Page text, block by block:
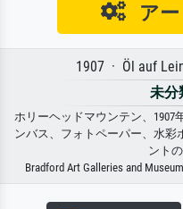
アー
1907 · Öl auf
未分
ホリーヘッドマウンテン、1907
ンバス、フォトペーパー、水彩
ント
Bradford Art Galleries and